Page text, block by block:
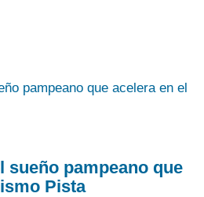
sueño pampeano que
Pista